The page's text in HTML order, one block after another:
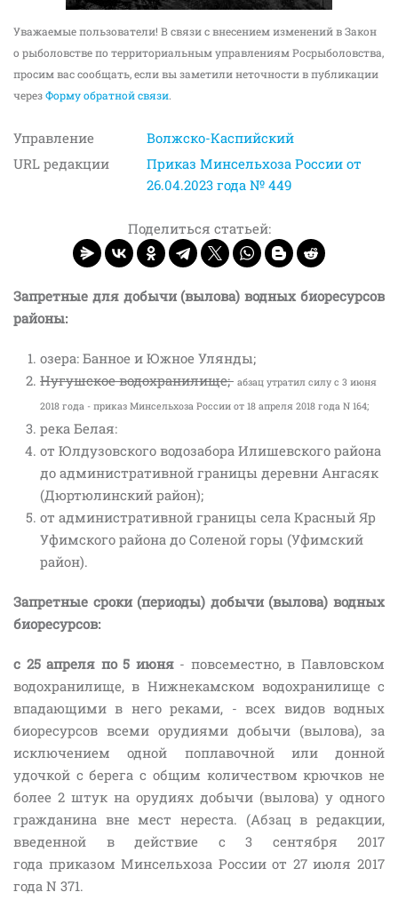
Уважаемые пользователи! В связи с внесением изменений в Закон
о рыболовстве по территориальным управлениям Росрыболовства,
просим вас сообщать, если вы заметили неточности в публикации
черезФорму обратной связи.
Управление
Волжско-Каспийский
URL редакции
Приказ Минсельхоза России от
26.04.2023 года № 449
Поделиться статьей:
Запретные для добычи (вылова) водных биоресурсов
районы:
озера: Банное и Южное Улянды;
Нугушское водохранилище; абзац утратил силу с 3 июня
2018 года - приказ Минсельхоза России от 18 апреля 2018 года N 164;
река Белая:
от Юлдузовского водозабора Илишевского района
до административной границы деревни Ангасяк
(Дюртюлинский район);
от административной границы села Красный Яр
Уфимского района до Соленой горы (Уфимский
район).
Запретные сроки (периоды) добычи (вылова) водных
биоресурсов:
с 25 апреля по 5 июня- повсеместно, в Павловском
водохранилище, в Нижнекамском водохранилище с
впадающими в него реками, - всех видов водных
биоресурсов всеми орудиями добычи (вылова), за
исключением одной поплавочной или донной
удочкой с берега с общим количеством крючков не
более 2 штук на орудиях добычи (вылова) у одного
гражданина вне мест нереста. (Абзац в редакции,
введенной в действие с 3 сентября 2017
года приказом Минсельхоза России от 27 июля 2017
года N 371.